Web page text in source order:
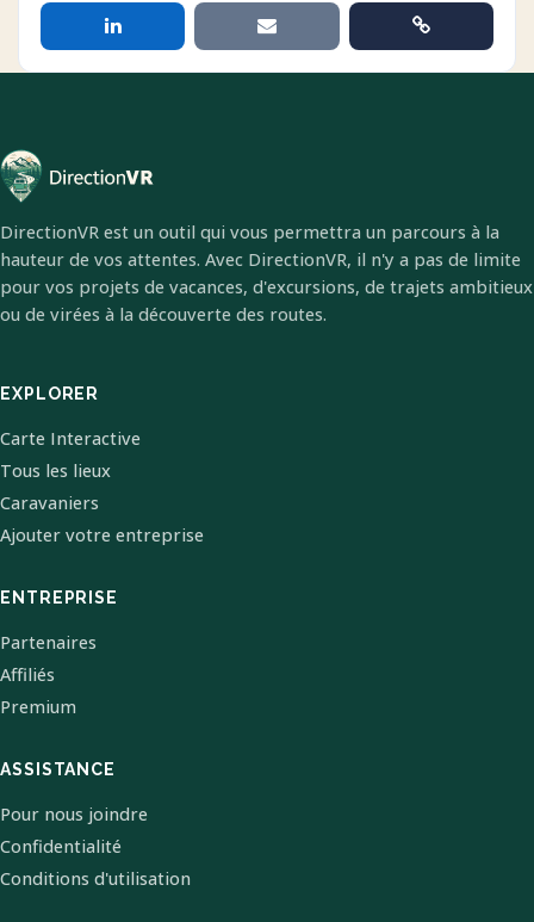
DirectionVR est un outil qui vous permettra un parcours à la
hauteur de vos attentes. Avec DirectionVR, il n'y a pas de limite
pour vos projets de vacances, d'excursions, de trajets ambitieux
ou de virées à la découverte des routes.
EXPLORER
Carte Interactive
Tous les lieux
Caravaniers
Ajouter votre entreprise
ENTREPRISE
Partenaires
Affiliés
Premium
ASSISTANCE
Pour nous joindre
Confidentialité
Conditions d'utilisation